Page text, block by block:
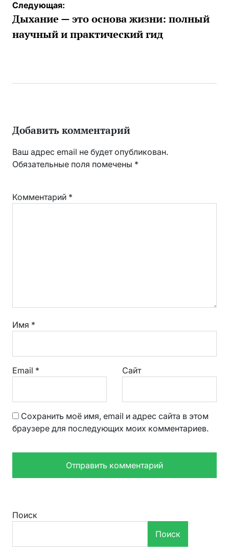
записям
Следующая:
Дыхание — это основа жизни: полный
научный и практический гид
Добавить комментарий
Ваш адрес email не будет опубликован.
Обязательные поля помечены *
Комментарий *
Имя *
Email * Сайт
Сохранить моё имя, email и адрес сайта в этом
браузере для последующих моих комментариев.
Поиск
Поиск